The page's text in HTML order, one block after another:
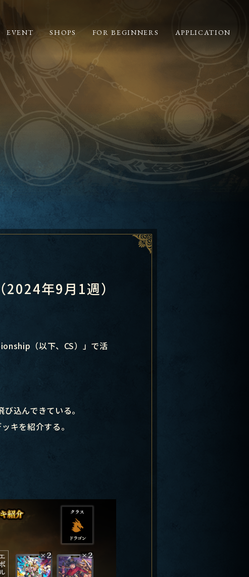
EVENT SHOPS FOR BEGINNERS APPLICATION
年9月1週）
（以下、CS）」で活
込んできている。
キを紹介する。